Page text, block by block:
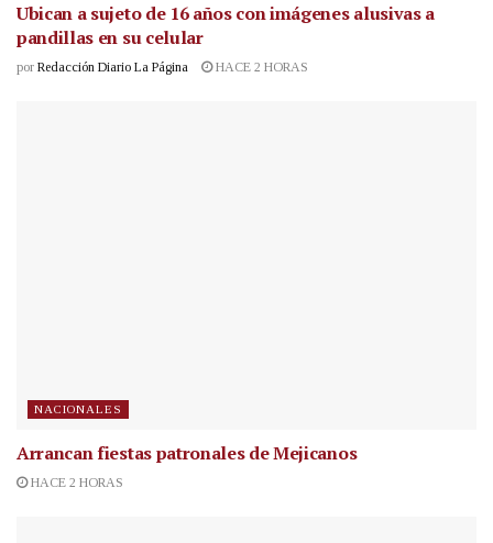
Ubican a sujeto de 16 años con imágenes alusivas a
pandillas en su celular
por Redacción Diario La Página HACE 2 HORAS
NACIONALES
Arrancan fiestas patronales de Mejicanos
HACE 2 HORAS